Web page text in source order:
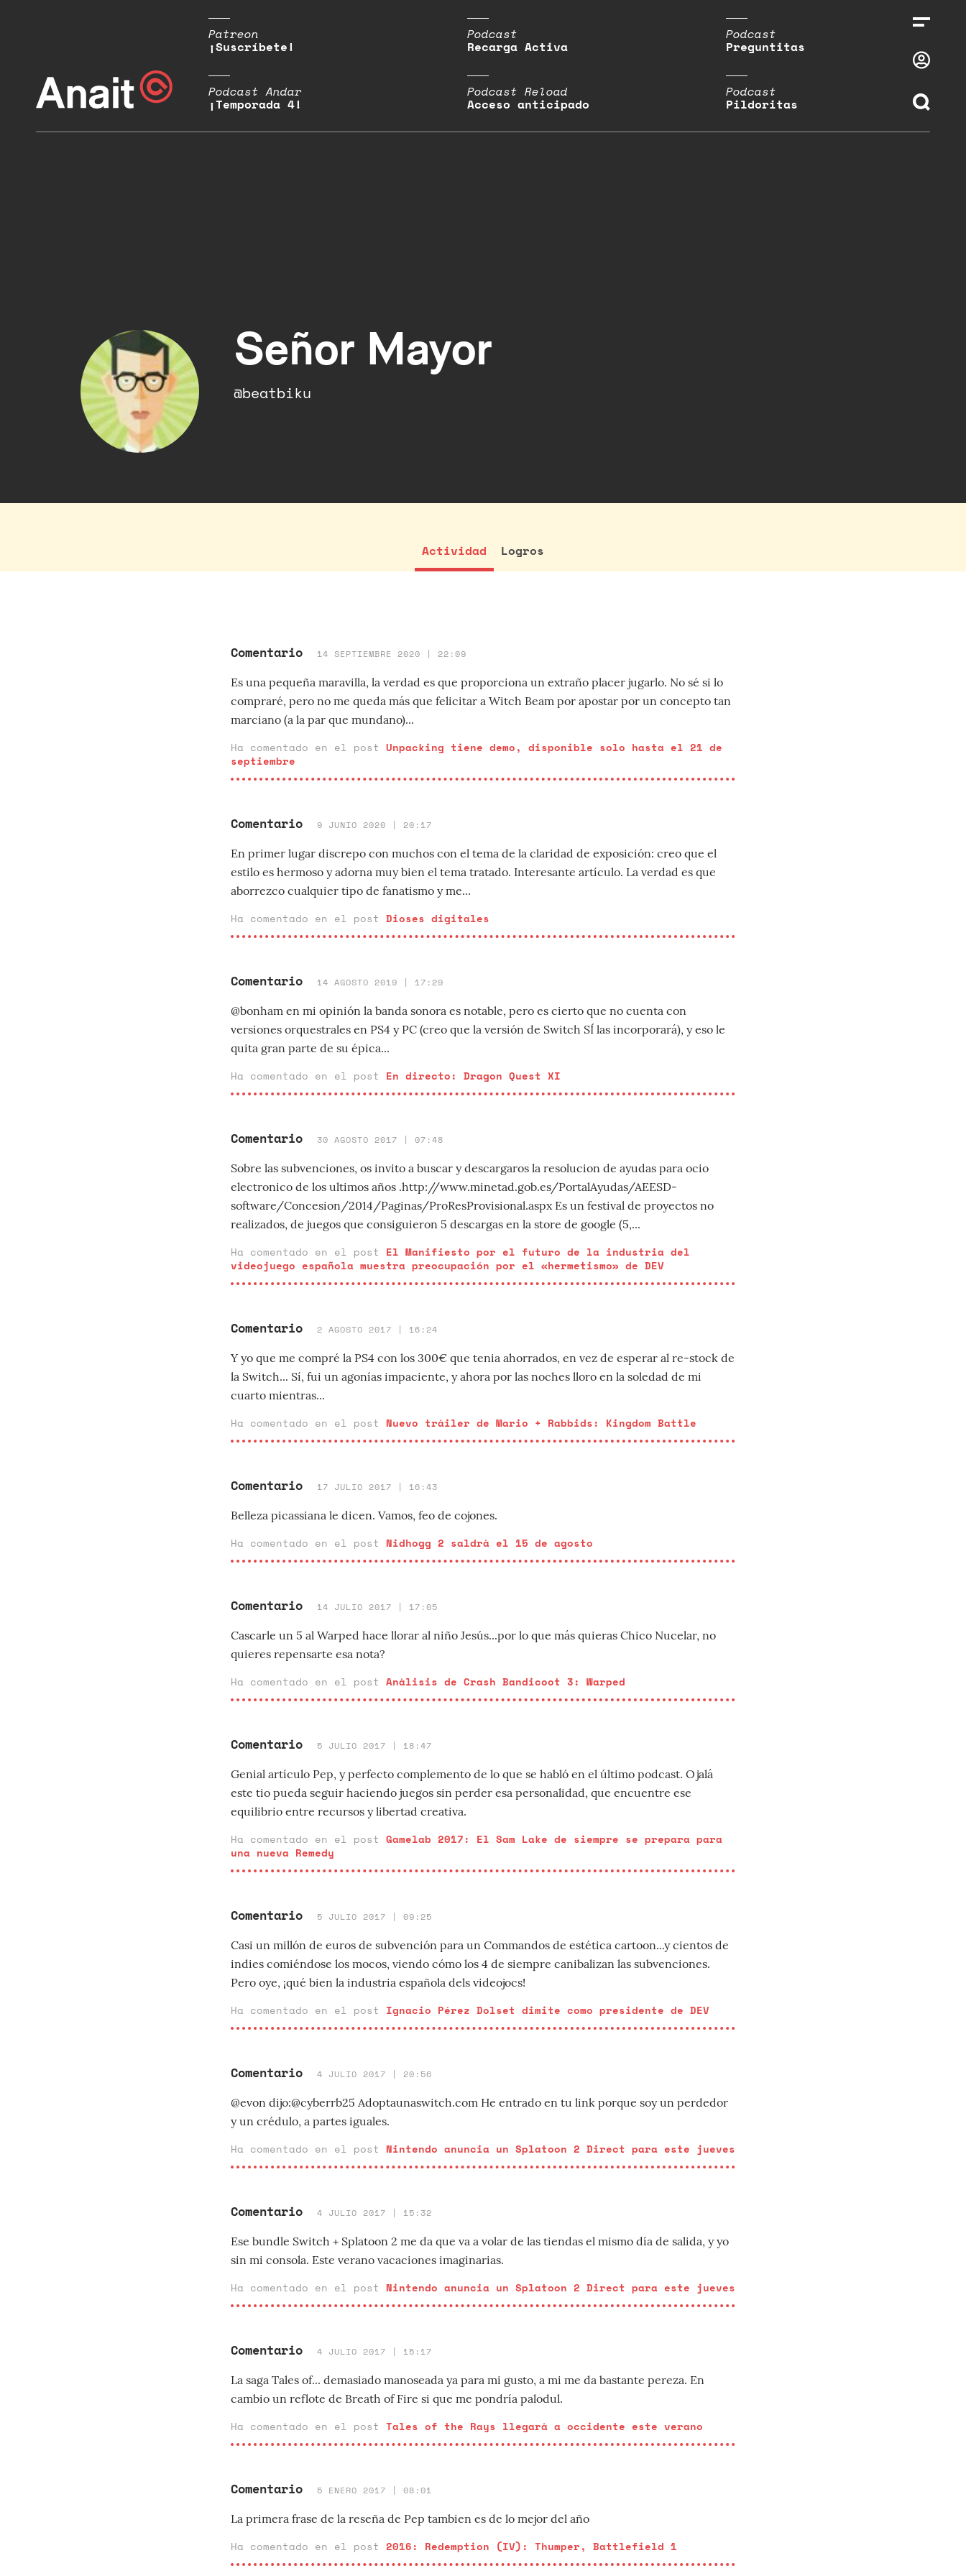
Patreon
¡Suscríbete!
Podcast
Recarga Activa
Podcast
Preguntitas
Podcast Andar
¡Temporada 4!
Podcast Reload
Acceso anticipado
Podcast
Pildoritas
Señor Mayor
@beatbiku
Actividad Logros
Comentario 14 SEPTIEMBRE 2020 | 22:09
Es una pequeña maravilla, la verdad es que proporciona un extraño placer jugarlo. No sé si lo
compraré, pero no me queda más que felicitar a Witch Beam por apostar por un concepto tan
marciano (a la par que mundano)...
Ha comentado en el post Unpacking tiene demo, disponible solo hasta el 21 de
septiembre
Comentario 9 JUNIO 2020 | 20:17
En primer lugar discrepo con muchos con el tema de la claridad de exposición: creo que el
estilo es hermoso y adorna muy bien el tema tratado. Interesante artículo. La verdad es que
aborrezco cualquier tipo de fanatismo y me...
Ha comentado en el post Dioses digitales
Comentario 14 AGOSTO 2019 | 17:29
@bonham en mi opinión la banda sonora es notable, pero es cierto que no cuenta con
versiones orquestrales en PS4 y PC (creo que la versión de Switch SÍ las incorporará), y eso le
quita gran parte de su épica...
Ha comentado en el post En directo: Dragon Quest XI
Comentario 30 AGOSTO 2017 | 07:48
Sobre las subvenciones, os invito a buscar y descargaros la resolucion de ayudas para ocio
electronico de los ultimos años .http://www.minetad.gob.es/PortalAyudas/AEESD-
software/Concesion/2014/Paginas/ProResProvisional.aspx Es un festival de proyectos no
realizados, de juegos que consiguieron 5 descargas en la store de google (5,...
Ha comentado en el post El Manifiesto por el futuro de la industria del
videojuego española muestra preocupación por el «hermetismo» de DEV
Comentario 2 AGOSTO 2017 | 16:24
Y yo que me compré la PS4 con los 300€ que tenia ahorrados, en vez de esperar al re-stock de
la Switch... Sí, fui un agonías impaciente, y ahora por las noches lloro en la soledad de mi
cuarto mientras...
Ha comentado en el post Nuevo tráiler de Mario + Rabbids: Kingdom Battle
Comentario 17 JULIO 2017 | 16:43
Belleza picassiana le dicen. Vamos, feo de cojones.
Ha comentado en el post Nidhogg 2 saldrá el 15 de agosto
Comentario 14 JULIO 2017 | 17:05
Cascarle un 5 al Warped hace llorar al niño Jesús...por lo que más quieras Chico Nucelar, no
quieres repensarte esa nota?
Ha comentado en el post Análisis de Crash Bandicoot 3: Warped
Comentario 5 JULIO 2017 | 18:47
Genial artículo Pep, y perfecto complemento de lo que se habló en el último podcast. Ojalá
este tio pueda seguir haciendo juegos sin perder esa personalidad, que encuentre ese
equilibrio entre recursos y libertad creativa.
Ha comentado en el post Gamelab 2017: El Sam Lake de siempre se prepara para
una nueva Remedy
Comentario 5 JULIO 2017 | 09:25
Casi un millón de euros de subvención para un Commandos de estética cartoon...y cientos de
indies comiéndose los mocos, viendo cómo los 4 de siempre canibalizan las subvenciones.
Pero oye, ¡qué bien la industria española dels videojocs!
Ha comentado en el post Ignacio Pérez Dolset dimite como presidente de DEV
Comentario 4 JULIO 2017 | 20:56
@evon dijo:@cyberrb25 Adoptaunaswitch.com He entrado en tu link porque soy un perdedor
y un crédulo, a partes iguales.
Ha comentado en el post Nintendo anuncia un Splatoon 2 Direct para este jueves
Comentario 4 JULIO 2017 | 15:32
Ese bundle Switch + Splatoon 2 me da que va a volar de las tiendas el mismo día de salida, y yo
sin mi consola. Este verano vacaciones imaginarias.
Ha comentado en el post Nintendo anuncia un Splatoon 2 Direct para este jueves
Comentario 4 JULIO 2017 | 15:17
La saga Tales of... demasiado manoseada ya para mi gusto, a mi me da bastante pereza. En
cambio un reflote de Breath of Fire si que me pondría palodul.
Ha comentado en el post Tales of the Rays llegará a occidente este verano
Comentario 5 ENERO 2017 | 08:01
La primera frase de la reseña de Pep tambien es de lo mejor del año
Ha comentado en el post 2016: Redemption (IV): Thumper, Battlefield 1